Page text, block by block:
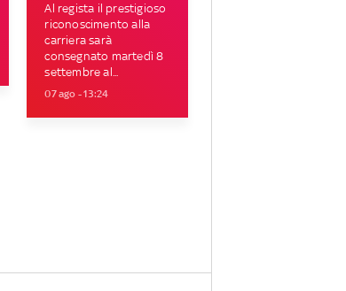
Al regista il prestigioso
riconoscimento alla
carriera sarà
consegnato martedì 8
settembre al...
07 ago - 13:24